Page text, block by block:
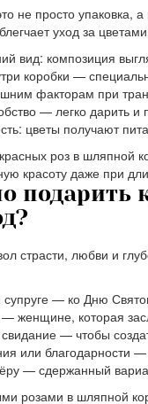
не просто упаковка,
уход за
вид: композиция
коробки —
факторам при
— легко дарить и
цветы получают
роз в шляпной
красоту даже при
подарить
страсти, любви и
— ко Дню
женщине, которая
— чтобы
или благодарности
— сдержанный
розами в шляпной